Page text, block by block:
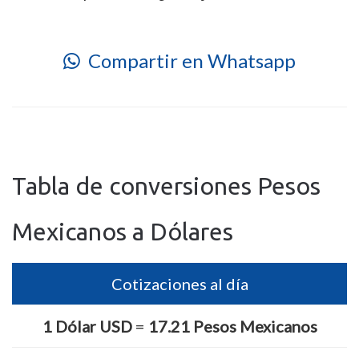
Compartir en Whatsapp
Tabla de conversiones Pesos
Mexicanos a Dólares
Cotizaciones al día
1 Dólar USD= 17.21 Pesos Mexicanos